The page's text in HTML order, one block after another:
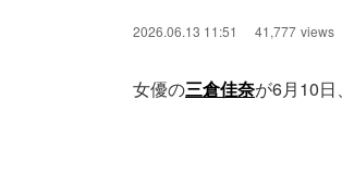
2026.06.13 11:51 41,777 views
女優の三倉佳奈が6月10日